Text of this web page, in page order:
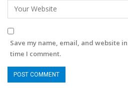
Save my name, email, and website
time I comment.